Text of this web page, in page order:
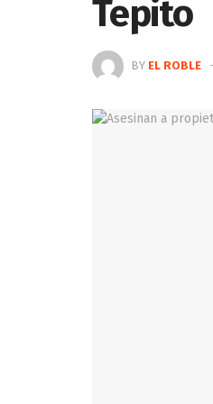
Tepito
BY EL ROBLE